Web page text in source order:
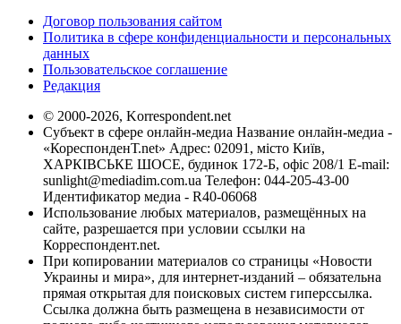
Договор пользования сайтом
Политика в сфере конфиденциальности и персональных
данных
Пользовательское соглашение
Редакция
© 2000-2026, Korrespondent.net
Субъект в сфере онлайн-медиа Название онлайн-медиа -
«КореспонденТ.net» Адрес: 02091, місто Київ,
ХАРКІВСЬКЕ ШОСЕ, будинок 172-Б, офіс 208/1 E-mail:
sunlight@mediadim.com.ua Телефон: 044-205-43-00
Идентификатор медиа - R40-06068
Использование любых материалов, размещённых на
сайте, разрешается при условии ссылки на
Корреспондент.net.
При копировании материалов со страницы «Новости
Украины и мира», для интернет-изданий – обязательна
прямая открытая для поисковых систем гиперссылка.
Ссылка должна быть размещена в независимости от